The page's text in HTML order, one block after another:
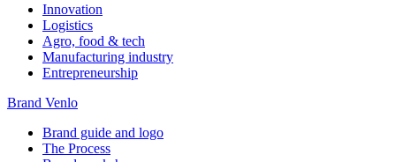
Innovation
Logistics
Agro, food & tech
Manufacturing industry
Entrepreneurship
Brand Venlo
Brand guide and logo
The Process